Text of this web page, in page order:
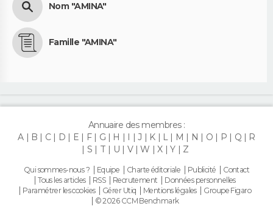
Nom "AMINA"
Famille "AMINA"
Annuaire des membres :
A
B C D E F G H I J K L M N O P Q
R
S
T U V W X Y Z
Qui sommes-nous ? Equipe Charte éditoriale Publicité
Contact
Tous les articles
RSS Recrutement
Données personnelles
Paramétrer les cookies
Gérer Utiq Mentions légales
Groupe Figaro
© 2026 CCM Benchmark